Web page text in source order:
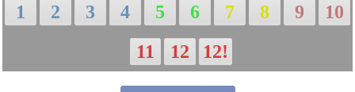
1 2 3 4 5 6 7 8 9
10
11
12 12!